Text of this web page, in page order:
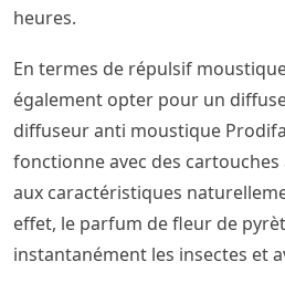
heures.
En termes de répulsif
également opter pour un
diffuseur anti moustique
fonctionne avec des
aux caractéristiques
effet, le parfum de fleur de
instantanément les insectes et